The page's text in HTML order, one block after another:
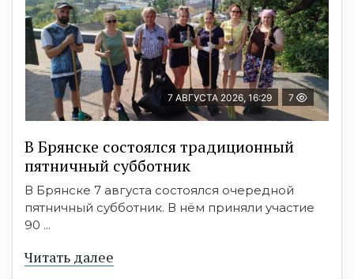
7 АВГУСТА 2026, 16:29 7
В Брянске состоялся традиционный
пятничный субботник
В Брянске 7 августа состоялся очередной
пятничный субботник. В нём приняли участие
90 ...
Читать далее